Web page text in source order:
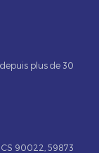
plus de 30
CS 90022, 59873